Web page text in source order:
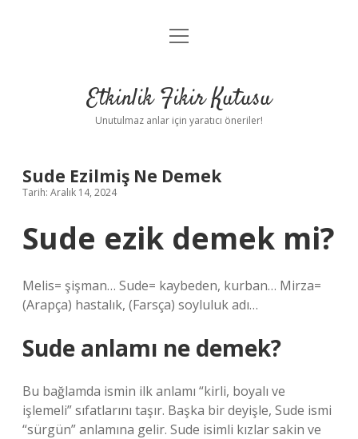
Anasayfa
Yasal Uyarı
menüyü
Etkinlik Fikir Kutusu
Unutulmaz anlar için yaratıcı öneriler!
Sude Ezilmiş Ne Demek
Tarih: Aralık 14, 2024
Sude ezik demek mi?
Melis= şişman… Sude= kaybeden, kurban… Mirza=
(Arapça) hastalık, (Farsça) soyluluk adı…
Sude anlamı ne demek?
Bu bağlamda ismin ilk anlamı “kirli, boyalı ve
işlemeli” sıfatlarını taşır. Başka bir deyişle, Sude ismi
“sürgün” anlamına gelir. Sude isimli kızlar sakin ve